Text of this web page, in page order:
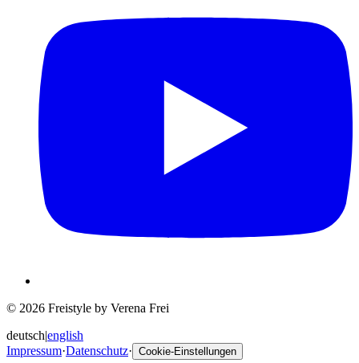
© 2026 Freistyle by Verena Frei
deutsch|english
Impressum·Datenschutz· Cookie-Einstellungen